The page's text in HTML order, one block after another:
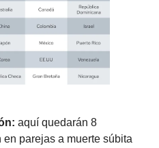
aquí quedarán 8
parejas a muerte súbita